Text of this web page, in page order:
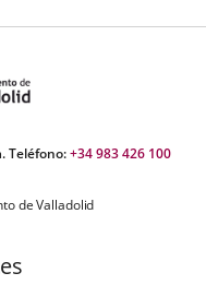
Teléfono:+34 983 426 100
de Valladolid